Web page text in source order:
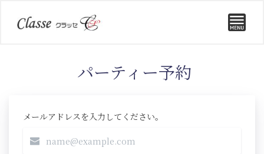
パーティー予約
メールアドレスを入力してください。